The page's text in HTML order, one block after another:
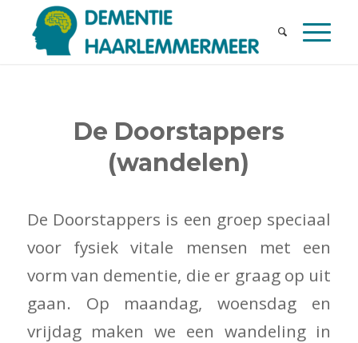
De Doorstappers
(wandelen)
De Doorstappers is een groep speciaal
voor fysiek vitale mensen met een
vorm van dementie, die er graag op uit
gaan. Op maandag, woensdag en
vrijdag maken we een wandeling in